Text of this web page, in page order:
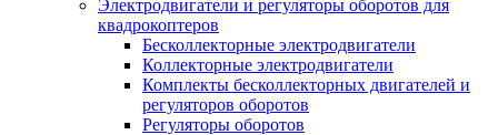
Электродвигатели и регуляторы оборотов для
квадрокоптеров
Бесколлекторные электродвигатели
Коллекторные электродвигатели
Комплекты бесколлекторных двигателей и
регуляторов оборотов
Регуляторы оборотов